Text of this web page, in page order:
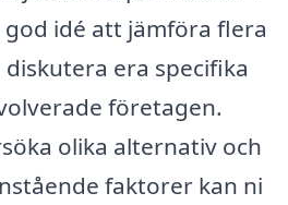
idé att jämföra flera
era specifika
företagen.
olika alternativ och
faktorer kan ni